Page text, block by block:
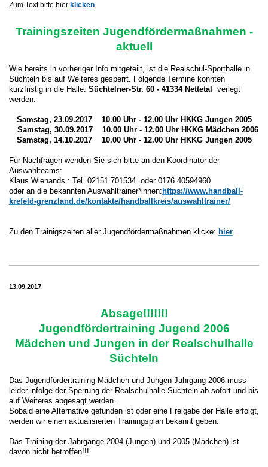
Zum Text bitte hier klicken
Trainingszeiten Jugendfördermaßnahmen -
aktuell
Wie bereits in vorheriger Info mitgeteilt, ist die Realschul-Sporthalle in
Süchteln bis auf Weiteres gesperrt. Folgende Termine konnten
kurzfristig in die Halle: Süchtelner-Str. 60 - 41334 Nettetal
verlegt
werden:
Samstag, 23.09.2017 10.00 Uhr - 12.00 Uhr HKKG Jungen 2005
Samstag, 30.09.2017 10.00 Uhr - 12.00 Uhr HKKG Mädchen 2006
Samstag, 14.10.2017 10.00 Uhr - 12.00 Uhr HKKG Jungen 2005
Für Nachfragen wenden Sie sich bitte an den Koordinator der
Auswahlteams:
Klaus Wienands : Tel. 02151 701534 oder 0176 40594960
oder an die bekannten Auswahltrainer*innen: https://www.handball-
krefeld-grenzland.de/kontakte/handballkreis/auswahltrainer/
Zu den Trainigszeiten aller Jugendfördermaßnahmen klicke: hier
13.09.2017
Absage!!!!!!!
Jugendfördertraining Jugend 2006
Mädchen und Jungen in der Realschulhalle
Süchteln
Das Jugendfördertraining Mädchen und Jungen Jahrgang 2006 muss
leider infolge der Sperrung der Realschulhalle Süchteln ab sofort und bis
auf Weiteres abgesagt werden.
Sobald eine Alternative gefunden ist oder eine Freigabe der Halle erfolgt,
werden wir einen aktualisierten Trainingsplan bekannt geben.
Das Training der Jahrgänge 2004 (Jungen) und 2005 (Mädchen) ist
davon nicht betroffen!!!